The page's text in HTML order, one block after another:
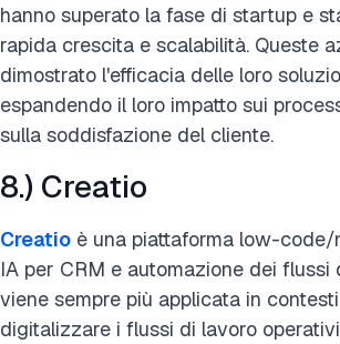
hanno superato la fase di startup e
rapida crescita e scalabilità. Queste
dimostrato l'efficacia delle loro
espandendo il loro impatto sui
sulla soddisfazione del cliente.
8.) Creatio
Creatio è una piattaforma low-
IA per CRM e automazione dei flussi
viene sempre più applicata in
digitalizzare i flussi di lavoro